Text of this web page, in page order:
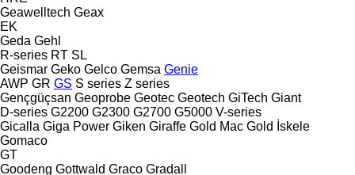
Geawelltech Geax
EK
Geda Gehl
R-series RT SL
Geismar Geko Gelco Gemsa Genie
AWP GR GS S series Z series
Gençgüçsan Geoprobe Geotec Geotech GiTech Giant
D-series G2200 G2300 G2700 G5000 V-series
Gicalla Giga Power Giken Giraffe Gold Mac Gold İskele
Gomaco
GT
Goodeng Gottwald Graco Gradall